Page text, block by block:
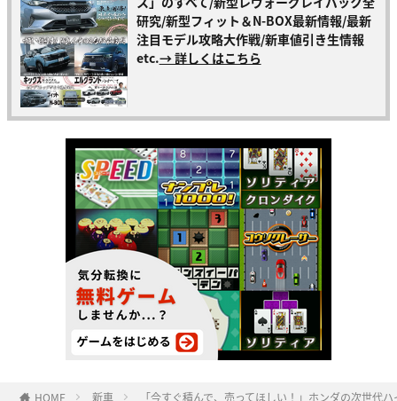
研究/新型フィット＆N-BOX最新情報/最新
注目モデル攻略大作戦/新車値引き生情報
etc.→ 詳しくはこちら
HOME 新車 「今すぐ積んで、売ってほしい！」ホンダの次世代